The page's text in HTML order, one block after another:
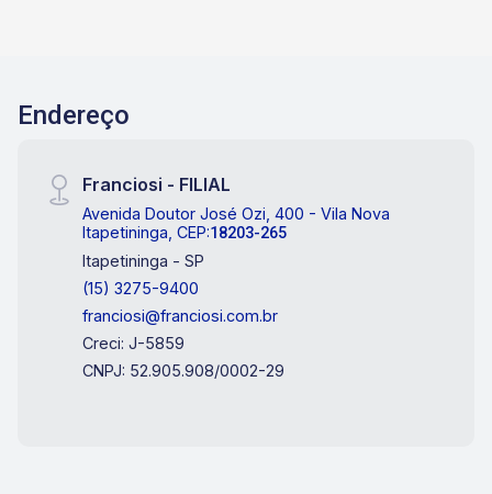
Endereço
Franciosi - FILIAL
Avenida Doutor José Ozi, 400 - Vila Nova
Itapetininga, CEP:18203-265
Itapetininga - SP
(15) 3275-9400
franciosi@franciosi.com.br
Creci: J-5859
CNPJ: 52.905.908/0002-29